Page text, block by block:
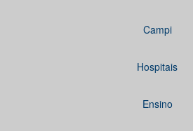
Campi
Hospitais
Ensino